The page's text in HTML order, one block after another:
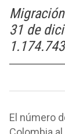
31 de
El número